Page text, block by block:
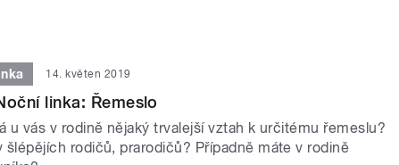
14. květen 2019
linka: Řemeslo
u vás v rodině nějaký trvalejší vztah k určitému řemeslu?
šlépějích rodičů, prarodičů? Případně máte v rodině